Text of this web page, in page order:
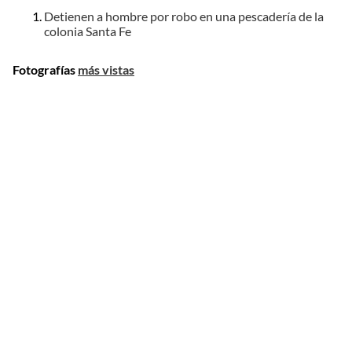
Detienen a hombre por robo en una pescadería de la
colonia Santa Fe
Fotografías más vistas